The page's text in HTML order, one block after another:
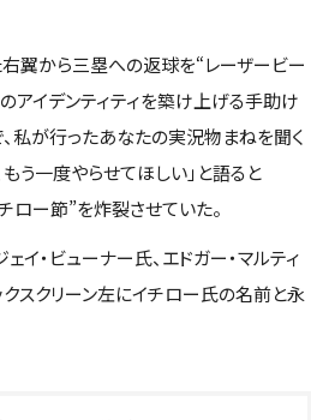
翼から三塁への返球を“レーザービー
アイデンティティを築け上げる手助け
私が行ったあなたの実況物まねを聞く
う一度やらせてほしい」と語ると
ロー節”を炸裂させていた。
イ・ビューナー氏、エドガー・マルティ
クスクリーン左にイチロー氏の名前と永